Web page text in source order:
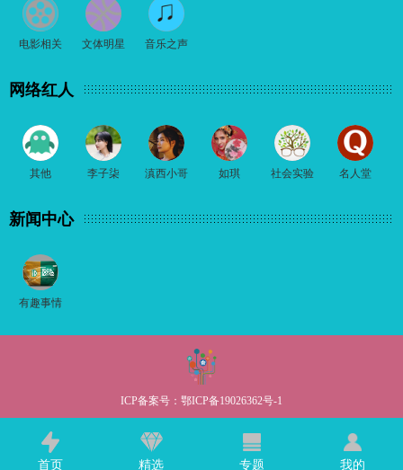
电影相关 文体明星 音乐之声
网络红人
其他 李子柒 滇西小哥 如琪 社会实验 名人堂
新闻中心
有趣事情
ICP备案号： 鄂ICP备19026362号-1
首页 精选 专题 我的